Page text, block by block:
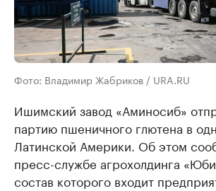
Фото: Владимир Жабриков / URA.RU
Ишимский завод «Аминосиб»
партию пшеничного глютена в
Латинской Америки. Об этом
пресс-службе агрохолдинга
состав которого входит